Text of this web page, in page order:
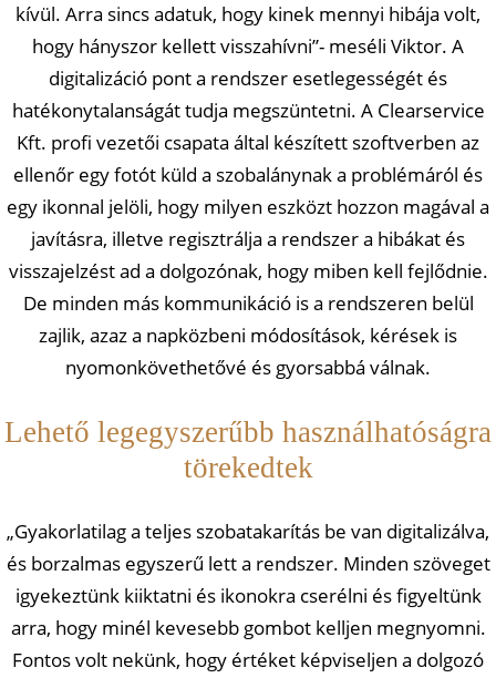
kívül. Arra sincs adatuk, hogy kinek mennyi hibája volt,
hogy hányszor kellett visszahívni”- meséli Viktor. A
digitalizáció pont a rendszer esetlegességét és
hatékonytalanságát tudja megszüntetni. A Clearservice
Kft. profi vezetői csapata által készített szoftverben az
ellenőr egy fotót küld a szobalánynak a problémáról és
egy ikonnal jelöli, hogy milyen eszközt hozzon magával a
javításra, illetve regisztrálja a rendszer a hibákat és
visszajelzést ad a dolgozónak, hogy miben kell fejlődnie.
De minden más kommunikáció is a rendszeren belül
zajlik, azaz a napközbeni módosítások, kérések is
nyomonkövethetővé és gyorsabbá válnak.
Lehető legegyszerűbb használhatóságra
törekedtek
„Gyakorlatilag a teljes szobatakarítás be van digitalizálva,
és borzalmas egyszerű lett a rendszer. Minden szöveget
igyekeztünk kiiktatni és ikonokra cserélni és figyeltünk
arra, hogy minél kevesebb gombot kelljen megnyomni.
Fontos volt nekünk, hogy értéket képviseljen a dolgozó